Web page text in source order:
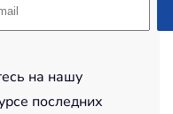
на нашу
последних